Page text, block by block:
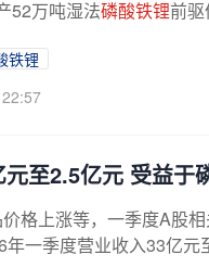
52万吨湿法磷酸铁锂前
铁锂
至2.5亿元 受益于
格上涨等，一季度A股
一季度营业收入33亿